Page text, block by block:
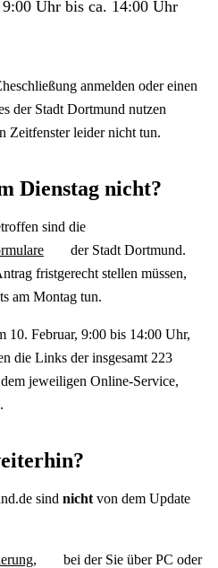
Uhr bis ca. 14:00 Uhr
anmelden oder einen
der Stadt Dortmund nutzen
Zeitfenster leider nicht tun.
Dienstag nicht?
sind die
der Stadt Dortmund.
fristgerecht stellen müssen,
am Montag tun.
10. Februar, 9:00 bis 14:00 Uhr,
die Links der insgesamt 223
jeweiligen Online-Service,
sind nicht von dem Update
bei der Sie über PC oder